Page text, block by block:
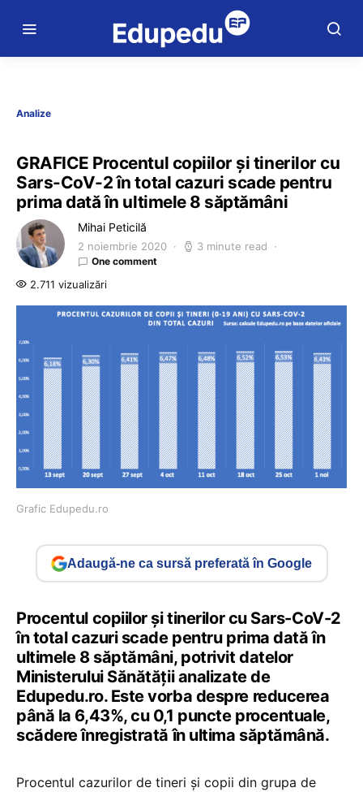
Analize
GRAFICE Procentul copiilor și tinerilor cu
Sars-CoV-2 în total cazuri scade pentru
prima dată în ultimele 8 săptămâni
Mihai Peticilă
2 noiembrie 2020 3 minute read
One comment
2.711 vizualizări
Grafic Edupedu.ro
Adaugă-ne ca sursă preferată în Google
Procentul copiilor și tinerilor cu Sars-CoV-2
în total cazuri scade pentru prima dată în
ultimele 8 săptămâni, potrivit datelor
Ministerului Sănătății analizate de
Edupedu.ro. Este vorba despre reducerea
până la 6,43%, cu 0,1 puncte procentuale,
scădere înregistrată în ultima săptămână.
Procentul cazurilor de tineri și copii din grupa de